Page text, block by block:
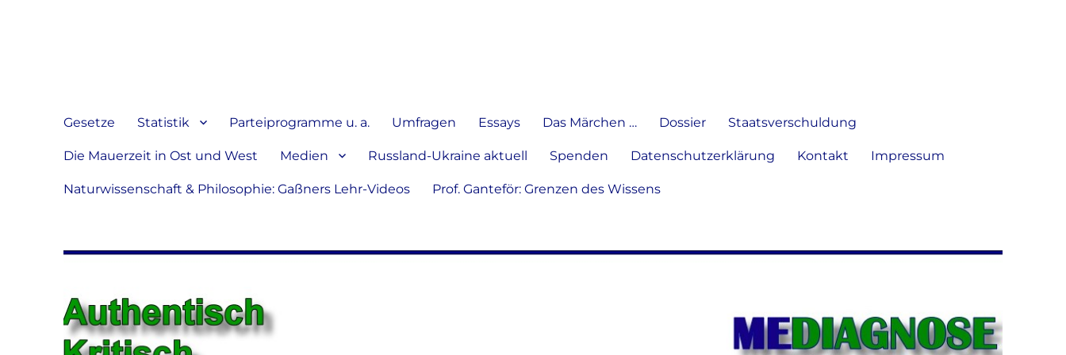
verbreiten
Gesetze Statistik Parteiprogramme u. a. Umfragen Essays Das Märchen … Dossier Staatsverschuldung
Die Mauerzeit in Ost und West Medien Russland-Ukraine aktuell Spenden Datenschutzerklärung Kontakt Impressum
Naturwissenschaft & Philosophie: Gaßners Lehr-Videos Prof. Ganteför: Grenzen des Wissens